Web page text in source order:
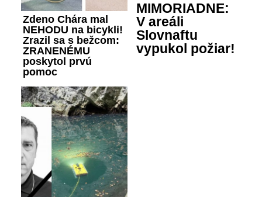
Zdeno Chára mal
NEHODU na bicykli!
Zrazil sa s bežcom:
ZRANENÉMU
poskytol prvú
pomoc
MIMORIADNE:
V areáli
Slovnaftu
vypukol požiar!